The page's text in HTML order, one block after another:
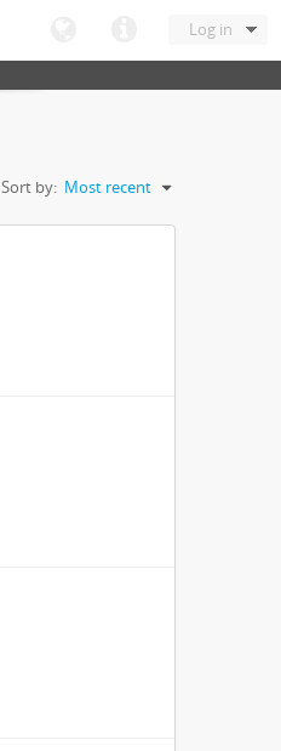
Log in
Sort by: Most recent